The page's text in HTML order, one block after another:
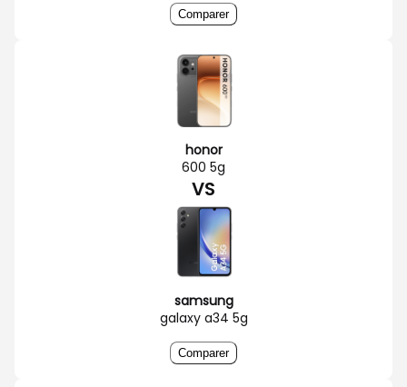
Comparer
honor
600 5g
VS
samsung
galaxy a34 5g
Comparer